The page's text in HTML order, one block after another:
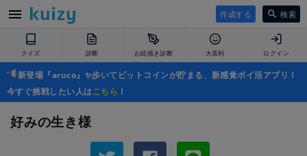
作成する 検索
クイズ 診断 お絵描き診断 大喜利 ログイン
新登場『aruco』✨歩いてビットコインが貯まる、新感覚ポイ活アプリ！
今すぐ挑戦したい人はこちら ！
好みの生き様